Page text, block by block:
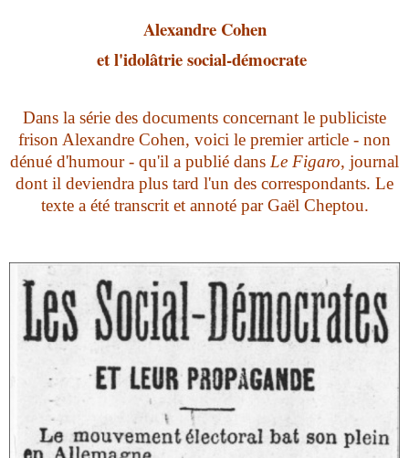
Alexandre Cohen
et l'idolâtrie social-démocrate
Dans la série des documents concernant le publiciste
frison Alexandre Cohen, voici le premier article - non
dénué d'humour - qu'il a publié dans Le Figaro, journal
dont il deviendra plus tard l'un des correspondants. Le
texte a été transcrit et annoté par Gaël Cheptou.